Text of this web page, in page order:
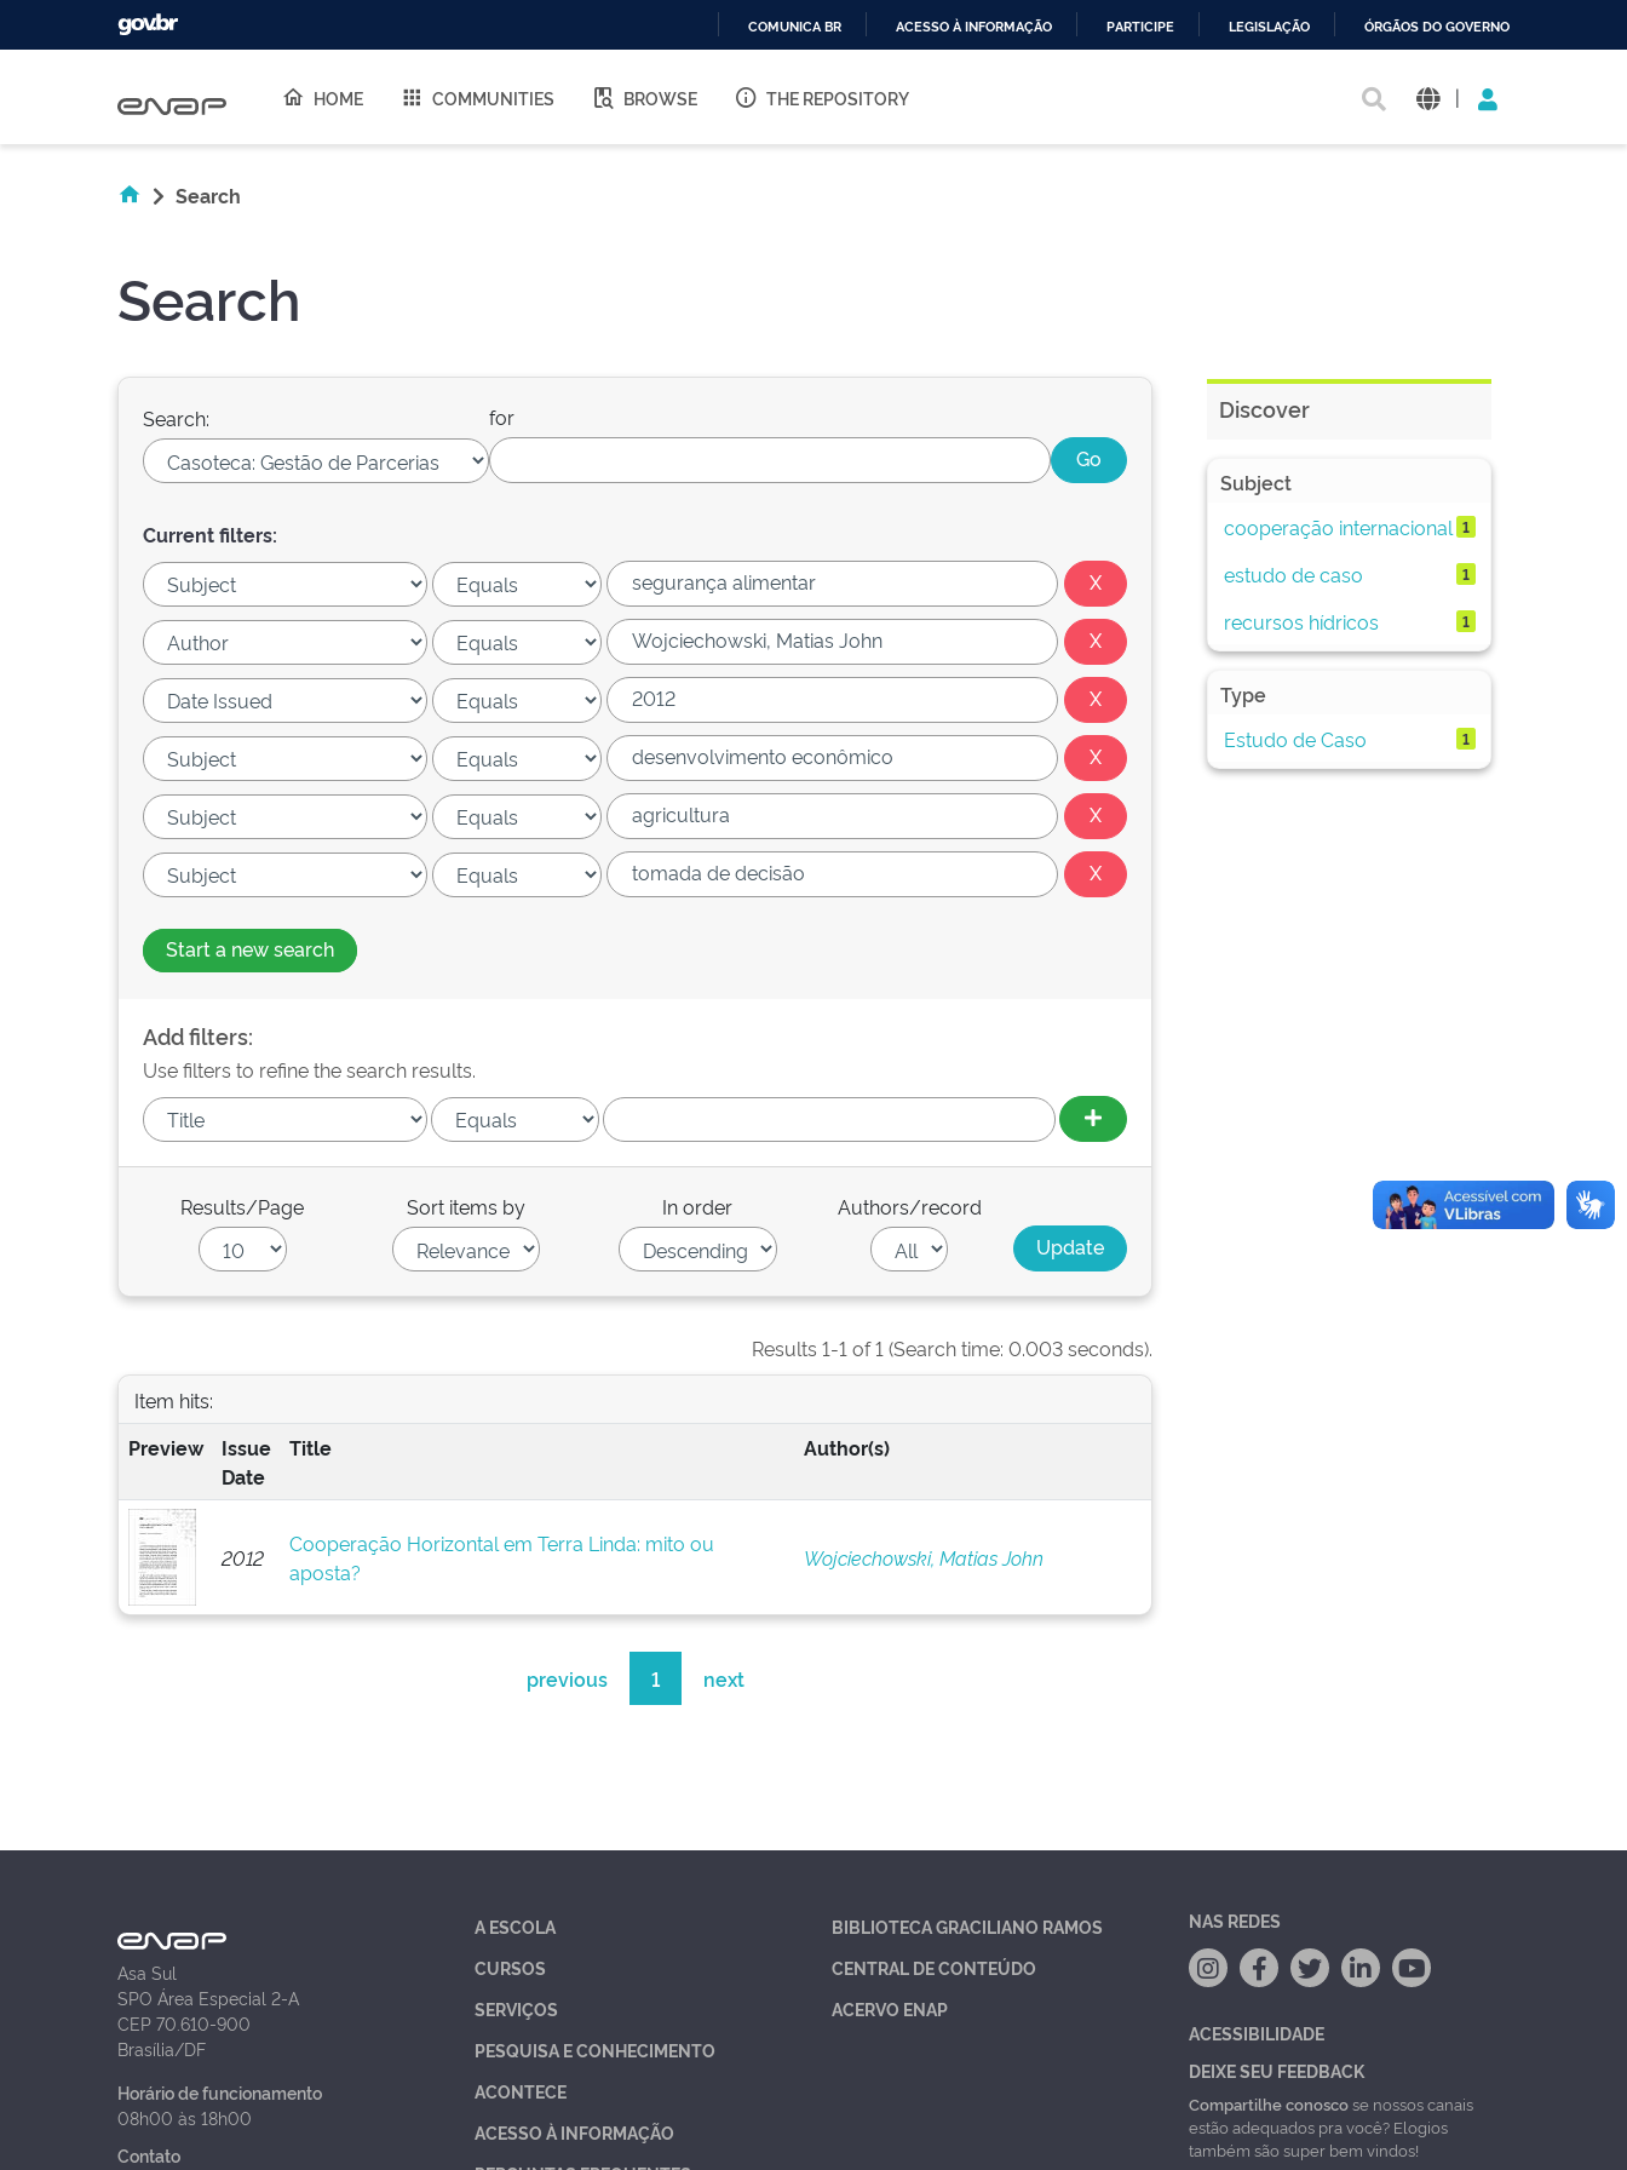
O
COMUNICA BR ACESSO À INFORMAÇÃO PARTICIPE LEGISLAÇÃO ÓRGÃOS DO GOVERNO
HOME COMMUNITIES BROWSE THE REPOSITORY |
Search
Search
Search: for
Current filters:
Start a new search
Add filters:
Use filters to refine the search results.
Results/Page Sort items by In order Authors/record
Results 1-1 of 1 (Search time: 0.003 seconds).
Item hits:
Preview
Issue
Date
Title Author(s)
2012
Cooperação Horizontal em Terra Linda: mito ou
aposta?
Wojciechowski, Matias John
previous 1 next
Discover
Subject
cooperação internacional 1
estudo de caso 1
recursos hídricos 1
Type
Estudo de Caso
1
Asa Sul
SPO Área Especial 2-A
CEP 70.610-900
Brasília/DF
Horário de funcionamento
08h00 às 18h00
Contato
A ESCOLA
CURSOS
SERVIÇOS
PESQUISA E CONHECIMENTO
ACONTECE
ACESSO À INFORMAÇÃO
BIBLIOTECA GRACILIANO RAMOS
CENTRAL DE CONTEÚDO
ACERVO ENAP
NAS REDES
ACESSIBILIDADE
DEIXE SEU FEEDBACK
Compartilhe conoscose nossos canais
estão adequados pra você? Elogios
também são super bem vindos!